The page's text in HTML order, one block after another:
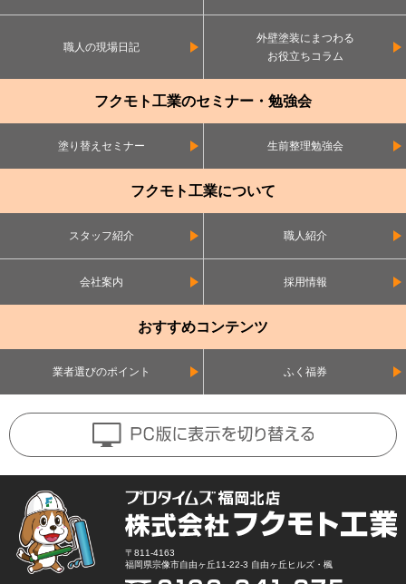
職人の現場日記
外壁塗装にまつわる
お役立ちコラム
フクモト工業のセミナー・勉強会
塗り替えセミナー 生前整理勉強会
フクモト工業について
スタッフ紹介 職人紹介
会社案内 採用情報
おすすめコンテンツ
業者選びのポイント ふく福券
〒811-4163
福岡県宗像市自由ヶ丘11-22-3 自由ヶ丘ヒルズ・楓